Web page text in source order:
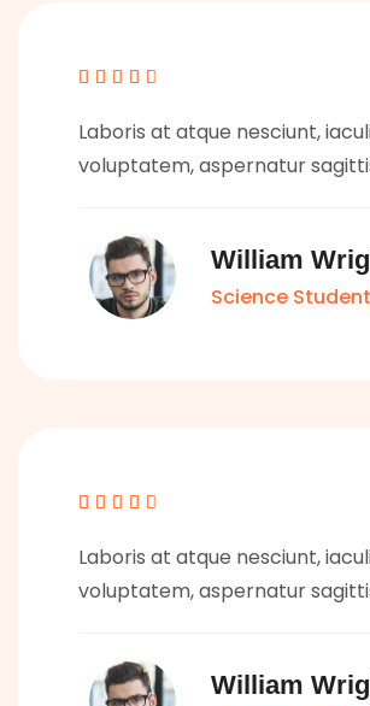
    
Laboris at atque nesciunt,
voluptatem, aspernatur
William
Science Student
    
Laboris at atque nesciunt,
voluptatem, aspernatur
William